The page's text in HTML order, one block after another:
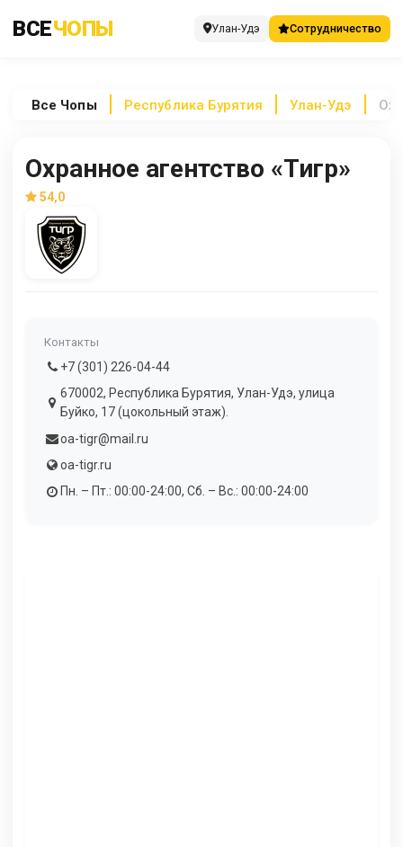
ВСЕЧОПЫ Улан-Удэ Сотрудничество
Все Чопы Республика Бурятия Улан-Удэ
Охранное агентство «Тигр»
54,0
Контакты
+7 (301) 226-04-44
670002, Республика Бурятия, Улан-Удэ, улица
Буйко, 17 (цокольный этаж).
oa-tigr@mail.ru
oa-tigr.ru
Пн. – Пт.: 00:00-24:00, Сб. – Вс.: 00:00-24:00